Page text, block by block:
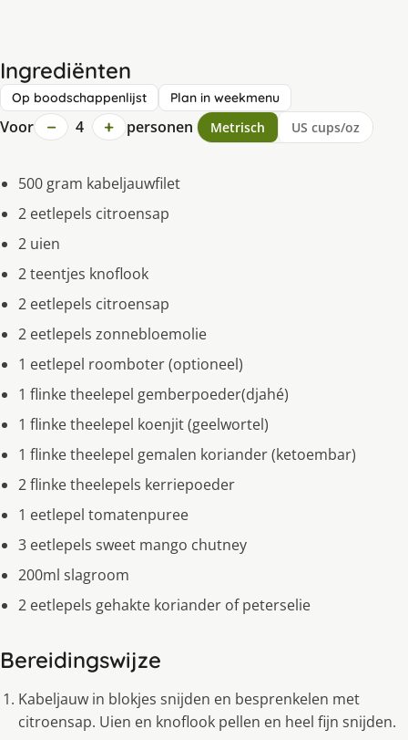
Ingrediënten
Op boodschappenlijst Plan in weekmenu
Voor − 4 + personen Metrisch US cups/oz
500 gram kabeljauwfilet
2 eetlepels citroensap
2 uien
2 teentjes knoflook
2 eetlepels citroensap
2 eetlepels zonnebloemolie
1 eetlepel roomboter (optioneel)
1 flinke theelepel gemberpoeder(djahé)
1 flinke theelepel koenjit (geelwortel)
1 flinke theelepel gemalen koriander (ketoembar)
2 flinke theelepels kerriepoeder
1 eetlepel tomatenpuree
3 eetlepels sweet mango chutney
200ml slagroom
2 eetlepels gehakte koriander of peterselie
Bereidingswijze
Kabeljauw in blokjes snijden en besprenkelen met
citroensap. Uien en knoflook pellen en heel fijn snijden.